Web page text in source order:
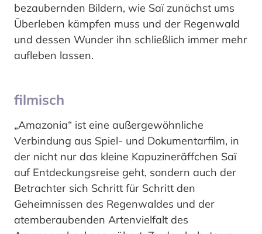
bezaubernden Bildern, wie Saï zunächst ums
Überleben kämpfen muss und der Regenwald
und dessen Wunder ihn schließlich immer mehr
aufleben lassen.
filmisch
„Amazonia“ ist eine außergewöhnliche
Verbindung aus Spiel- und Dokumentarfilm, in
der nicht nur das kleine Kapuzineräffchen Saï
auf Entdeckungsreise geht, sondern auch der
Betrachter sich Schritt für Schritt den
Geheimnissen des Regenwaldes und der
atemberaubenden Artenvielfalt des